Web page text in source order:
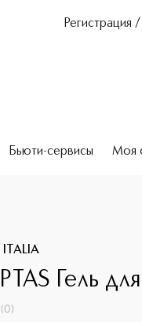
Регистрация
Бьюти-сервисы Моя
Гель
(0)